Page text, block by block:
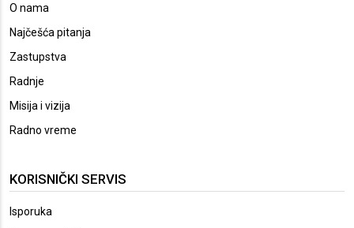
O nama
Najčešća pitanja
Zastupstva
Radnje
Misija i vizija
Radno vreme
KORISNIČKI SERVIS
Isporuka